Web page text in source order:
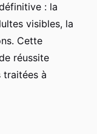
: la
visibles, la
Cette
réussite
traitées à